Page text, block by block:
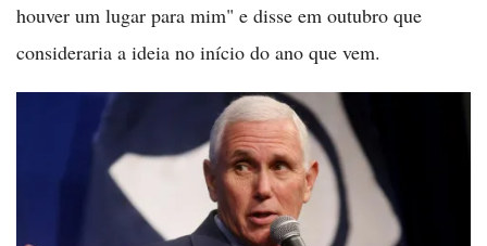
houver um lugar para mim" e disse em outubro que
consideraria a ideia no início do ano que vem.